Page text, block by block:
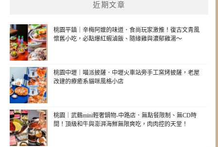
近期文章
桃園平鎮｜辛梅阿嬤的味道．食尚玩家激推！復古文青風
懷舊小吃，必點爆紅蝦滷飯、隨緣雞與濃郁雞湯～
桃園中壢｜喵派披薩．中壢火車站旁手工窯烤披薩，老屋
改建的療癒系貓咪風格小店
桃園｜武鶴mini輕奢鍋物-中路店．無點餐限制、無CD時
間！頂級和牛與澎湃海鮮無限爽吃，肉肉控的天堂！